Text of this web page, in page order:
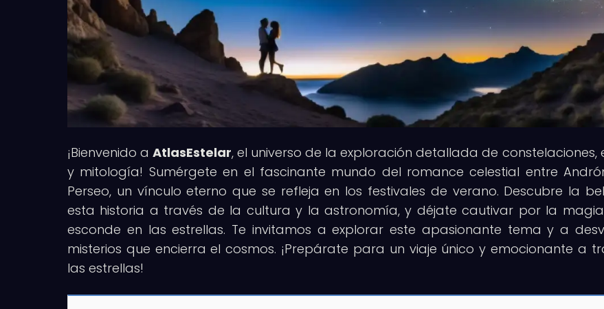
¡Bienvenido aAtlasEstelar, el universo de la exploración detallada de constelaciones,
y mitología! Sumérgete en el fascinante mundo del romance celestial entre
Perseo, un vínculo eterno que se refleja en los festivales de verano. Descubre la
esta historia a través de la cultura y la astronomía, y déjate cautivar por la
esconde en las estrellas. Te invitamos a explorar este apasionante tema y a
misterios que encierra el cosmos. ¡Prepárate para un viaje único y emocionante a
las estrellas!